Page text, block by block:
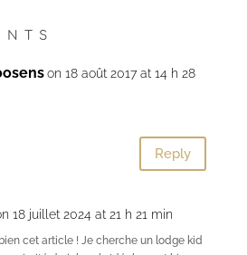
on 18 août 2017 at 14 h 28
Reply
18 juillet 2024 at 21 h 21 min
cet article ! Je cherche un lodge kid